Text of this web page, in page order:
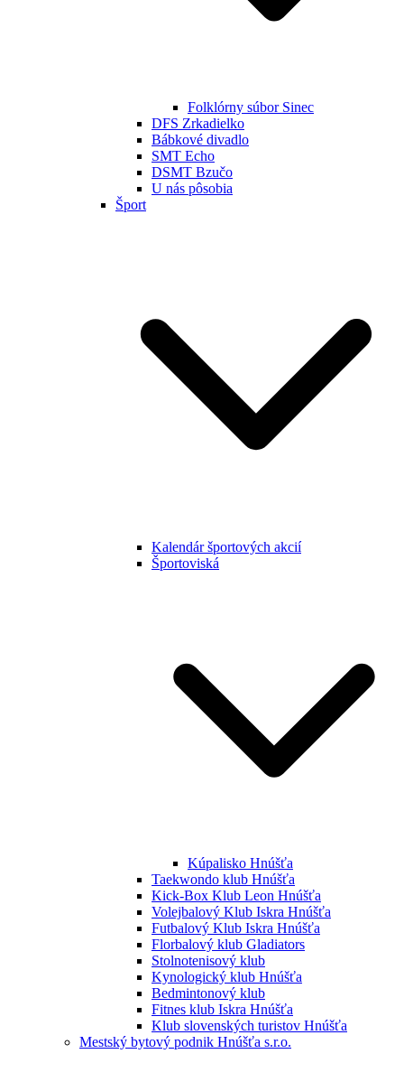
Folklórny súbor Sinec
DFS Zrkadielko
Bábkové divadlo
SMT Echo
DSMT Bzučo
U nás pôsobia
Šport
Kalendár športových akcií
Športoviská
Kúpalisko Hnúšťa
Taekwondo klub Hnúšťa
Kick-Box Klub Leon Hnúšťa
Volejbalový Klub Iskra Hnúšťa
Futbalový Klub Iskra Hnúšťa
Florbalový klub Gladiators
Stolnotenisový klub
Kynologický klub Hnúšťa
Bedmintonový klub
Fitnes klub Iskra Hnúšťa
Klub slovenských turistov Hnúšťa
Mestský bytový podnik Hnúšťa s.r.o.